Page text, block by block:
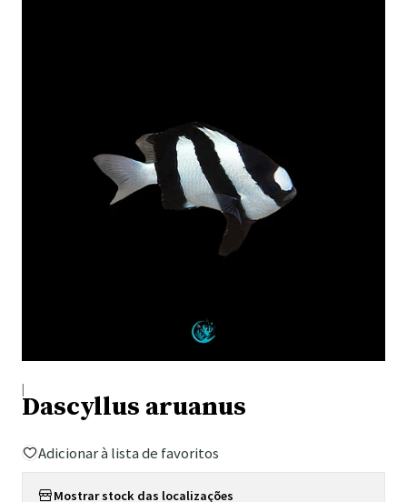
|
Dascyllus aruanus
Adicionar à lista de favoritos
Mostrar stock das localizações